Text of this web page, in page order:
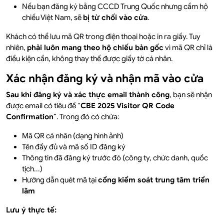
Nếu bạn đăng ký bằng CCCD Trung Quốc nhưng cầm hộ
chiếu Việt Nam, sẽ bị từ chối vào cửa.
Khách có thể lưu mã QR trong điện thoại hoặc in ra giấy. Tuy
nhiên, phải luôn mang theo hộ chiếu bản gốc vì mã QR chỉ là
điều kiện cần, không thay thế được giấy tờ cá nhân.
Xác nhận đăng ký và nhận mã vào cửa
Sau khi đăng ký và xác thực email thành công, bạn sẽ nhận
được email có tiêu đề “CBE 2025 Visitor QR Code
Confirmation”. Trong đó có chứa:
Mã QR cá nhân (dạng hình ảnh)
Tên đầy đủ và mã số ID đăng ký
Thông tin đã đăng ký trước đó (công ty, chức danh, quốc
tịch...)
Hướng dẫn quét mã tạicổng kiểm soát trung tâm triển
lãm
Lưu ý thực tế: